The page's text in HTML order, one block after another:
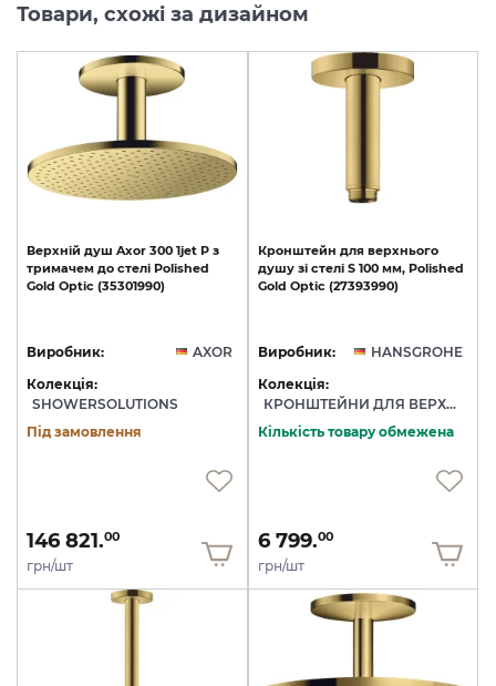
Товари, схожі за дизайном
Верхній душ Axor 300 1jet P з
тримачем до стелі Polished
Gold Optic (35301990)
Виробник:
AXOR
Колекція:
SHOWERSOLUTIONS
Під замовлення
146 821.00
грн/шт
Кронштейн для верхнього
душу зі стелі S 100 мм, Polished
Gold Optic (27393990)
Виробник:
HANSGROHE
Колекція:
КРОНШТЕЙНИ ДЛЯ ВЕРХНЬОГО ДУШУ
Кількість товару обмежена
6 799.00
грн/шт